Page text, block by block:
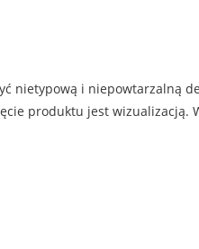
nietypową i niepowtarzalną
produktu jest wizualizacją.